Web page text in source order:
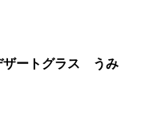
ネコぐんだん デザートグラス うみ